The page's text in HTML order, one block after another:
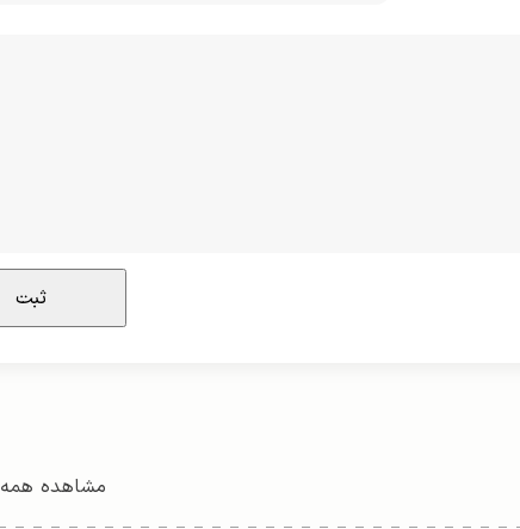
مشاهده همه